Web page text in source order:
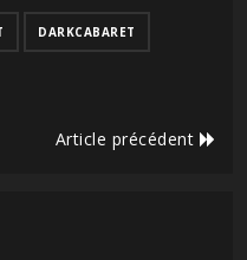
DARKCABARET
Article précédent